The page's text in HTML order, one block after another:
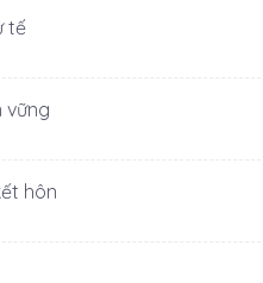
tế
vững
hôn